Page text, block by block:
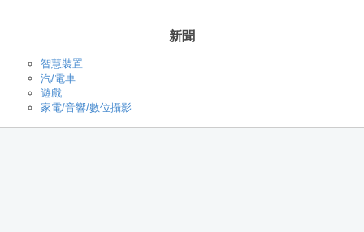
新聞
智慧裝置
汽/電車
遊戲
家電/音響/數位攝影